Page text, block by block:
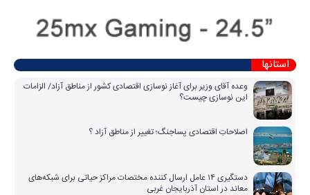
استانها
وعده آقای وزیر برای آغاز نوسازی اقتصادی کشور از مناطق آزاد/ الزامات
این نوسازی چیست؟
اصلاحاتِ اقتصادی پساجنگ؛ تغییر از مناطق آزاد ؟
دستگیری ۱۴ عامل ارسال کننده مختصات مراکز حیاتی برای شبکه‌های
معاند در استان آذربایجان غربی